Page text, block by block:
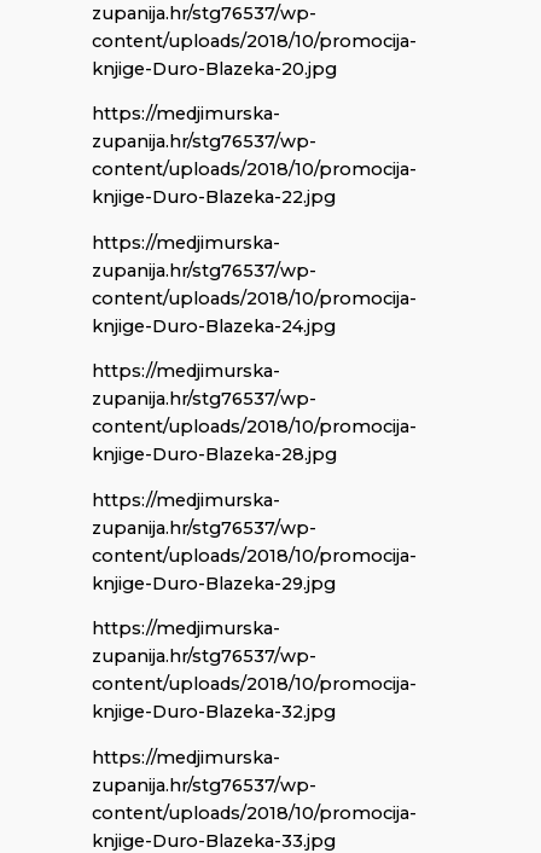
zupanija.hr/stg76537/wp-
content/uploads/2018/10/promocija-
knjige-Duro-Blazeka-20.jpg
https://medjimurska-
zupanija.hr/stg76537/wp-
content/uploads/2018/10/promocija-
knjige-Duro-Blazeka-22.jpg
https://medjimurska-
zupanija.hr/stg76537/wp-
content/uploads/2018/10/promocija-
knjige-Duro-Blazeka-24.jpg
https://medjimurska-
zupanija.hr/stg76537/wp-
content/uploads/2018/10/promocija-
knjige-Duro-Blazeka-28.jpg
https://medjimurska-
zupanija.hr/stg76537/wp-
content/uploads/2018/10/promocija-
knjige-Duro-Blazeka-29.jpg
https://medjimurska-
zupanija.hr/stg76537/wp-
content/uploads/2018/10/promocija-
knjige-Duro-Blazeka-32.jpg
https://medjimurska-
zupanija.hr/stg76537/wp-
content/uploads/2018/10/promocija-
knjige-Duro-Blazeka-33.jpg